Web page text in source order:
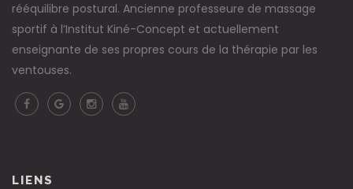
rééquilibre postural. Ancienne professeure de massage
sportif à l’Institut Kiné-Concept et actuellement
enseignante de ses propres cours de la thérapie par les
ventouses.
LIENS